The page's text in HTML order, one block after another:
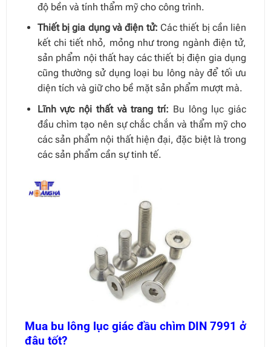
độ bền và tính thẩm mỹ cho công trình.
Thiết bị gia dụng và điện tử: Các thiết bị cần liên
kết chi tiết nhỏ, mỏng như trong ngành điện tử,
sản phẩm nội thất hay các thiết bị điện gia dụng
cũng thường sử dụng loại bu lông này để tối ưu
diện tích và giữ cho bề mặt sản phẩm mượt mà.
Lĩnh vực nội thất và trang trí: Bu lông lục giác
đầu chìm tạo nên sự chắc chắn và thẩm mỹ cho
các sản phẩm nội thất hiện đại, đặc biệt là trong
các sản phẩm cần sự tinh tế.
Mua bu lông lục giác đầu chìm DIN 7991 ở
đâu tốt?